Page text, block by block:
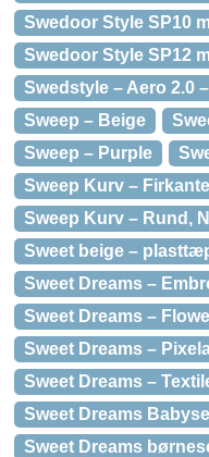
Swedoor Style SP10
Swedoor Style SP12
Swedstyle – Aero 2.0
Sweep – Beige
Sweep – Purple
Sweep Kurv –
Sweep Kurv – Rund,
Sweet beige –
Sweet Dreams –
Sweet Dreams –
Sweet Dreams –
Sweet Dreams –
Sweet Dreams
Sweet Dreams